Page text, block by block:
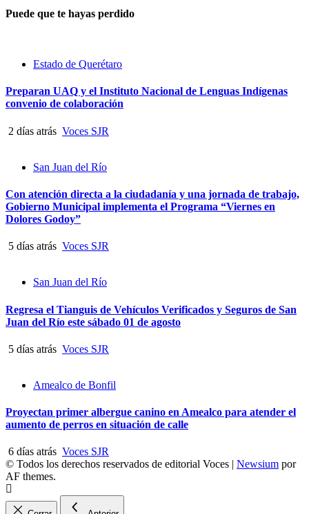
Puede que te hayas perdido
Estado de Querétaro
Preparan UAQ y el Instituto Nacional de Lenguas Indígenas
convenio de colaboración
2 días atrás Voces SJR
San Juan del Río
Con atención directa a la ciudadanía y una jornada de trabajo,
Gobierno Municipal implementa el Programa “Viernes en
Dolores Godoy”
5 días atrás Voces SJR
San Juan del Río
Regresa el Tianguis de Vehículos Verificados y Seguros de San
Juan del Río este sábado 01 de agosto
5 días atrás Voces SJR
Amealco de Bonfil
Proyectan primer albergue canino en Amealco para atender el
aumento de perros en situación de calle
6 días atrás Voces SJR
© Todos los derechos reservados de editorial Voces | Newsium por
AF themes.